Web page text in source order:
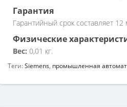
Гарантия
Гарантийный срок составляет
Физические
Вес: 0,01 кг.
Теги:Siemens, промышленная